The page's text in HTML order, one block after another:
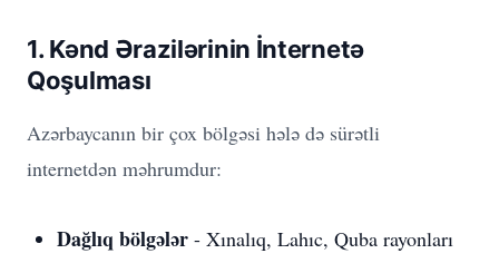
1. Kənd Ərazilərinin İnternetə
Qoşulması
Azərbaycanın bir çox bölgəsi hələ də sürətli
internetdən məhrumdur:
Dağlıq bölgələr - Xınalıq, Lahıc, Quba rayonları